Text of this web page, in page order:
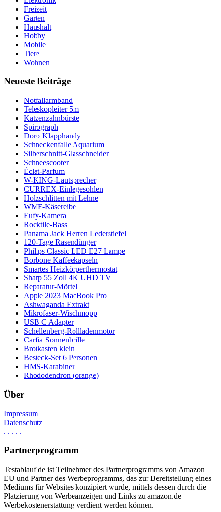
Freizeit
Garten
Haushalt
Hobby
Mobile
Tiere
Wohnen
Neueste Beiträge
Notfallarmband
Teleskopleiter 5m
Katzenzahnbürste
Spirograph
Doro-Klapphandy
Schneckenfalle Aquarium
Silberschnitt-Glasschneider
Schneescooter
Éclat-Parfum
W-KING-Lautsprecher
CURREX-Einlegesohlen
Holzschlitten mit Lehne
WMF-Käsereibe
Eufy-Kamera
Rocktile-Bass
Panama Jack Herren Lederstiefel
120-Tage Rasendünger
Philips Classic LED E27 Lampe
Borbone Kaffeekapseln
Smartes Heizkörperthermostat
Sharp 55 Zoll 4K UHD TV
Reparatur-Mörtel
Apple 2023 MacBook Pro
Ashwaganda Extrakt
Mikrofaser-Wischmopp
USB C Adapter
Schellenberg-Rollladenmotor
Carfia-Sonnenbrille
Brotkasten klein
Besteck-Set 6 Personen
HMS-Karabiner
Rhododendron (orange)
Über
Impressum
Datenschutz
. . . . .
Partnerprogramm
Testablauf.de ist Teilnehmer des Partnerprogramms von Amazon
EU und Partner des Werbeprogramms, das zur Bereitstellung eines
Mediums für Websites konzipiert wurde, mittels dessen durch die
Platzierung von Werbeanzeigen und Links zu amazon.de
Werbekostenerstattung verdient werden können.